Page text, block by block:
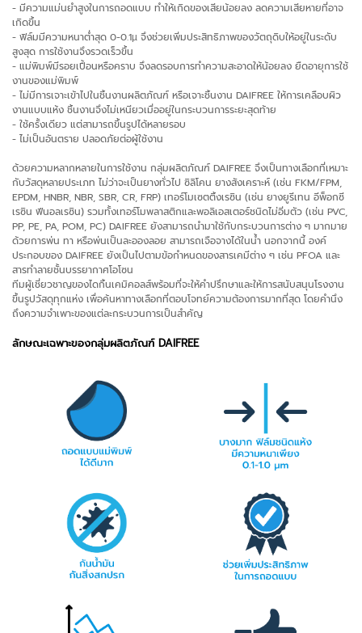
- มีความแม่นยำสูงในการถอดแบบ ทำให้เกิดของเสียน้อยลง ลดความเสียหายที่อาจ
เกิดขึ้น
- ฟิล์มมีความหนาต่ำสุด 0-0.1µ จึงช่วยเพิ่มประสิทธิภาพของวัตถุดิบให้อยู่ในระดับ
สูงสุด การใช้งานจึงรวดเร็วขึ้น
- แม่พิมพ์มีรอยเปื้อนหรือคราบ จึงลดรอบการทำความสะอาดให้น้อยลง ยืดอายุการใช้
งานของแม่พิมพ์
- ไม่มีการเจาะเข้าไปในชิ้นงานผลิตภัณฑ์ หรือเจาะชิ้นงาน DAIFREE ให้การเคลือบผิว
งานแบบแห้ง ชิ้นงานจึงไม่เหนียวเมื่ออยู่ในกระบวนการระยะสุดท้าย
- ใช้ครั้งเดียว แต่สามารถขึ้นรูปได้หลายรอบ
- ไม่เป็นอันตราย ปลอดภัยต่อผู้ใช้งาน
ด้วยความหลากหลายในการใช้งาน กลุ่มผลิตภัณฑ์ DAIFREE จึงเป็นทางเลือกที่เหมาะ
กับวัสดุหลายประเภท ไม่ว่าจะเป็นยางทั่วไป ซิลิโคน ยางสังเคราะห์ (เช่น FKM/FPM,
EPDM, HNBR, NBR, SBR, CR, FRP) เทอร์โมเซตติ้งเรซิน (เช่น ยางยูรีเทน อีพ็อกซี
เรซิน ฟีนอลเรซิน) รวมทั้งเทอร์โมพลาสติกและพอลิเอสเตอร์ชนิดไม่อิ่มตัว (เช่น PVC,
PP, PE, PA, POM, PC) DAIFREE ยังสามารถนำมาใช้กับกระบวนการต่าง ๆ มากมาย
ด้วยการพ่น ทา หรือพ่นเป็นละอองลอย สามารถเจือจางได้ในน้ำ นอกจากนี้ องค์
ประกอบของ DAIFREE ยังเป็นไปตามข้อกำหนดของสารเคมีต่าง ๆ เช่น PFOA และ
สารทำลายชั้นบรรยากาศโอโซน
ทีมผู้เชี่ยวชาญของไดกิ้นเคมิคอลส์พร้อมที่จะให้คำปรึกษาและให้การสนับสนุนโรงงาน
ขึ้นรูปวัสดุทุกแห่ง เพื่อค้นหาทางเลือกที่ตอบโจทย์ความต้องการมากที่สุด โดยคำนึง
ถึงความจำเพาะของแต่ละกระบวนการเป็นสำคัญ
ลักษณะเฉพาะของกลุ่มผลิตภัณฑ์ DAIFREE